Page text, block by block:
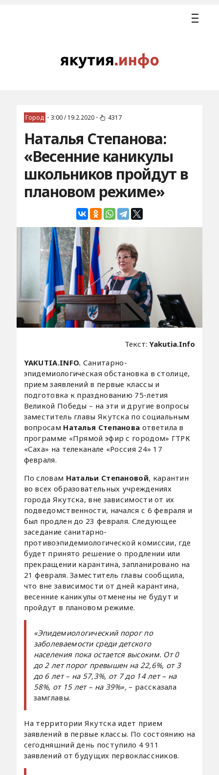
Город • 3:00 / 19.2.2020 • 4317
Наталья Степанова:
«Весенние каникулы
школьников пройдут в
плановом режиме»
Текст:Yakutia.Info
YAKUTIA.INFO. Санитарно-
эпидемиологическая обстановка в столице,
прием заявлений в первые классы и
подготовка к празднованию 75-летия
Великой Победы – на эти и другие вопросы
заместитель главы Якутска по социальным
вопросам Наталья Степанова ответила в
программе «Прямой эфир с городом» ГТРК
«Саха» на телеканале «Россия 24» 17
февраля.
По словам Натальи Степановой, карантин
во всех образовательных учреждениях
города Якутска, вне зависимости от их
подведомственности, начался с 6 февраля и
был продлен до 23 февраля. Следующее
заседание санитарно-
противоэпидемиологической комиссии, где
будет принято решение о продлении или
прекращении карантина, запланировано на
21 февраля. Заместитель главы сообщила,
что вне зависимости от дней карантина,
весенние каникулы отменены не будут и
пройдут в плановом режиме.
«Эпидемиологический порог по
заболеваемости среди детского
населения пока остается высоким. От 0
до 2 лет порог превышен на 22,6%, от 3
до 6 лет – на 57,3%, от 7 до 14 лет – на
58%, от 15 лет – на 39%», – рассказала
замглавы.
На территории Якутска идет прием
заявлений в первые классы. По состоянию на
сегодняшний день поступило 4 911
заявлений от будущих первоклассников.